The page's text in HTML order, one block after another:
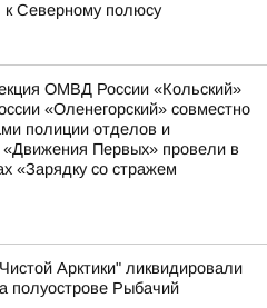
к Северному полюсу
ОМВД России «Кольский»
«Оленегорский» совместно
полиции отделов и
«Движения Первых» провели в
«Зарядку со стражем
Арктики" ликвидировали
полуострове Рыбачий